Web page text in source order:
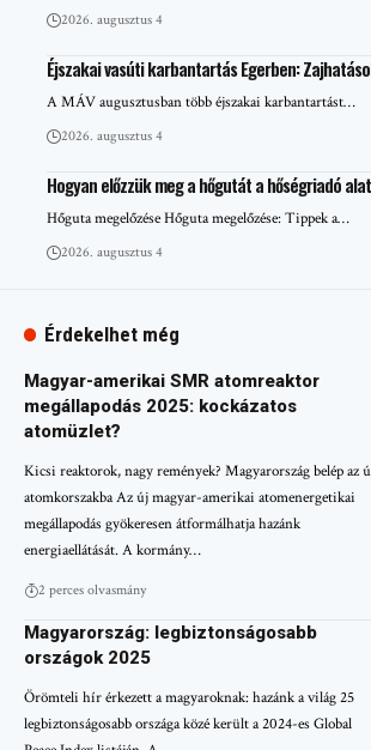
2026. augusztus 4
Éjszakai vasúti karbantartás Egerben:
A MÁV augusztusban több éjszakai karbantartást…
2026. augusztus 4
Hogyan előzzük meg a hőgutát a hőségriadó
Hőguta megelőzése Hőguta megelőzése: Tippek a…
2026. augusztus 4
Érdekelhet még
Magyar-amerikai SMR atomreaktor
megállapodás 2025: kockázatos
atomüzlet?
Kicsi reaktorok, nagy remények? Magyarország belép az
atomkorszakba Az új magyar-amerikai atomenergetikai
megállapodás gyökeresen átformálhatja hazánk
energiaellátását. A kormány…
2 perces olvasmány
Magyarország: legbiztonságosabb
országok 2025
Örömteli hír érkezett a magyaroknak: hazánk a világ 25
legbiztonságosabb országa közé került a 2024-es Global